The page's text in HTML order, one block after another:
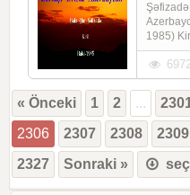
1985)
« Önceki 1 2 ...
2306
2307 2308 2309
2327
Sonraki »